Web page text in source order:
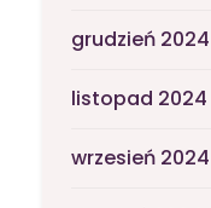
grudzień 2024
listopad 2024
wrzesień 2024